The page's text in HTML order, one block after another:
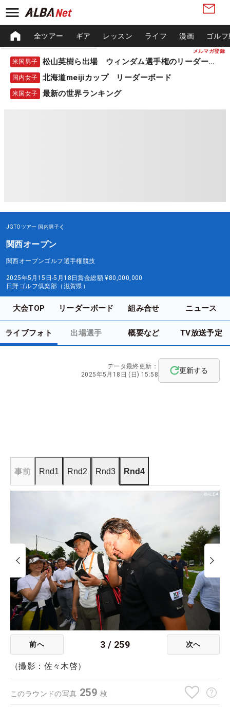
メルマガ登録
全ツアー ギア レッスン ライフ 漫画 ゴル
米国男子 松山英樹ら出場 ウィンダム選手権のリーダーボード
国内女子 北海道meijiカップ リーダーボード
米国女子 最新の世界ランキング
JGTOツアー 国内男子
関西オープン
関西オープンゴルフ選手権競技
2025年5月15日-5月18日賞金総額 ¥80,000,000
日野ゴルフ倶楽部（滋賀県）
大会TOP リーダーボード 組み合せ ニュース
ライブフォト 出場選手 概要など TV放送予定
データ最終更新：
2025年5月18日 (日) 15:58
更新する
事前 Rnd1 Rnd2 Rnd3 Rnd4
前へ 3 / 259 次へ
（撮影：佐々木啓）
このラウンドの写真 259 枚